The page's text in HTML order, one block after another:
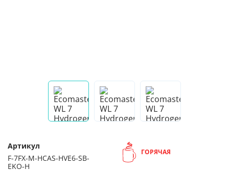
Артикул
F-7FX-M-HCAS-HVE6-SB-
EKO-H
ГОРЯЧАЯ